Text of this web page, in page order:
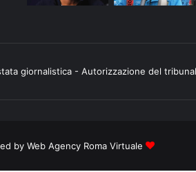
giornalistica - Autorizzazione del
by Web Agency Roma Virtuale